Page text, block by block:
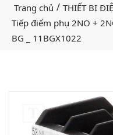
Trang chủ / THIẾT BỊ
Tiếp điểm phụ 2NO +
BG _ 11BGX1022